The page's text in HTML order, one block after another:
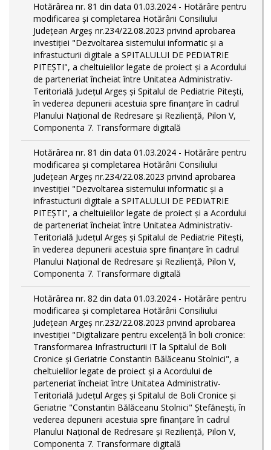
Hotărârea nr. 81 din data 01.03.2024 - Hotărâre pentru
modificarea și completarea Hotărârii Consiliului
Județean Argeș nr.234/22.08.2023 privind aprobarea
investiției "Dezvoltarea sistemului informatic și a
infrastucturii digitale a SPITALULUI DE PEDIATRIE
PITEŞTI", a cheltuielilor legate de proiect și a Acordului
de parteneriat încheiat între Unitatea Administrativ-
Teritorială Județul Argeș și Spitalul de Pediatrie Pitești,
în vederea depunerii acestuia spre finanțare în cadrul
Planului Național de Redresare și Reziliență, Pilon V,
Componenta 7. Transformare digitală
Hotărârea nr. 81 din data 01.03.2024 - Hotărâre pentru
modificarea și completarea Hotărârii Consiliului
Județean Argeș nr.234/22.08.2023 privind aprobarea
investiției "Dezvoltarea sistemului informatic și a
infrastucturii digitale a SPITALULUI DE PEDIATRIE
PITEŞTI", a cheltuielilor legate de proiect și a Acordului
de parteneriat încheiat între Unitatea Administrativ-
Teritorială Județul Argeș și Spitalul de Pediatrie Pitești,
în vederea depunerii acestuia spre finanțare în cadrul
Planului Național de Redresare și Reziliență, Pilon V,
Componenta 7. Transformare digitală
Hotărârea nr. 82 din data 01.03.2024 - Hotărâre pentru
modificarea și completarea Hotărârii Consiliului
Județean Argeș nr.232/22.08.2023 privind aprobarea
investiției "Digitalizare pentru excelență în boli cronice:
Transformarea Infrastructurii IT la Spitalul de Boli
Cronice și Geriatrie Constantin Bălăceanu Stolnici", a
cheltuielilor legate de proiect și a Acordului de
parteneriat încheiat între Unitatea Administrativ-
Teritorială Județul Argeș și Spitalul de Boli Cronice și
Geriatrie "Constantin Bălăceanu Stolnici" Ștefănești, în
vederea depunerii acestuia spre finanțare în cadrul
Planului Național de Redresare și Reziliență, Pilon V,
Componenta 7. Transformare digitală